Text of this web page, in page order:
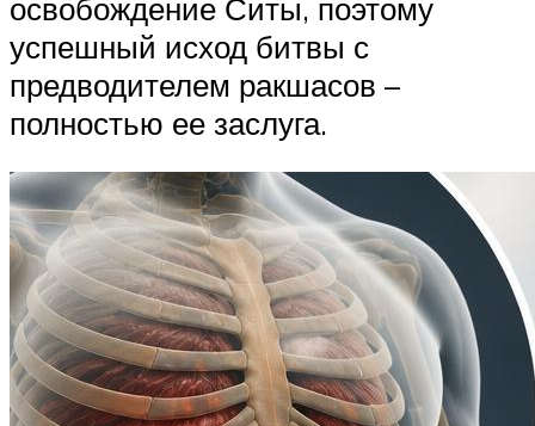
освобождение Ситы, поэтому
успешный исход битвы с
предводителем ракшасов –
полностью ее заслуга.